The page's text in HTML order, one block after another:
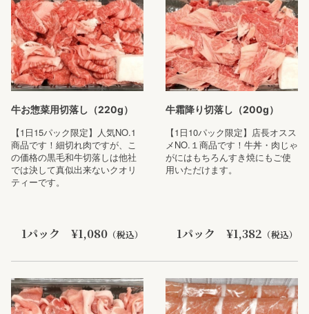
牛お惣菜用切落し（220g）
【1日15パック限定】人気NO.1
商品です！細切れ肉ですが、こ
の価格の黒毛和牛切落しは他社
では決して真似出来ないクオリ
ティーです。
1パック ¥1,080 （税込）
牛霜降り切落し（200g）
【1日10パック限定】店長オスス
メNO.１商品です！牛丼・肉じゃ
がにはもちろんすき焼にもご使
用いただけます。
1パック ¥1,382 （税込）